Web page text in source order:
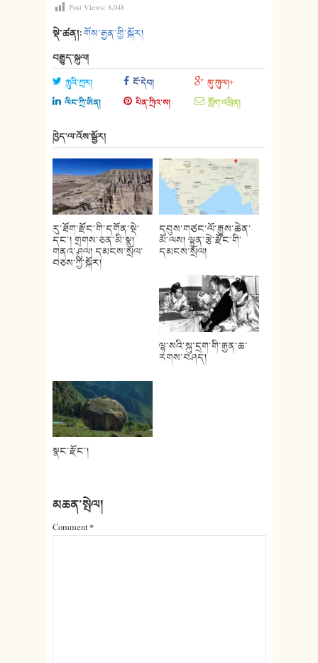
Post Views: 8,048
སྡེ་ཚན།:གོས་རྒྱན་གྱི་སྐོར།
བརྒྱུད་སྐུལ།
ཀྲུའི་ཀྲར། ངོ་དེབ།
གུ་ཀུལ།+
ལིང་ཀྲི་ཨིན།
པིན་ཀྲིའ་ས། གློག་འཕྲིན།
ཁྱེད་ལ་འོས་སྦྱོར།
རུ་ཐོག་རྫོང་གི་དགོན་སྡེ་
དང་། གྲགས་ཅན་མི་སྣ།
གནའ་ཤུལ། དམངས་སྲོལ་
བཅས་ཀྱི་སྐོར།
དབུས་གཙང་ལོ་རྒྱུས་ཆེན་
མོ་ལས། ལྷུན་རྩེ་རྫོང་གི་
དམངས་སྲོལ།
ལྷ་སའི་སྐུ་དྲག་གི་རྒྱན་ཆ་
རགས་བཤད།
སྣང་རྫོང་།
མཆན་སྤེལ།
Comment*